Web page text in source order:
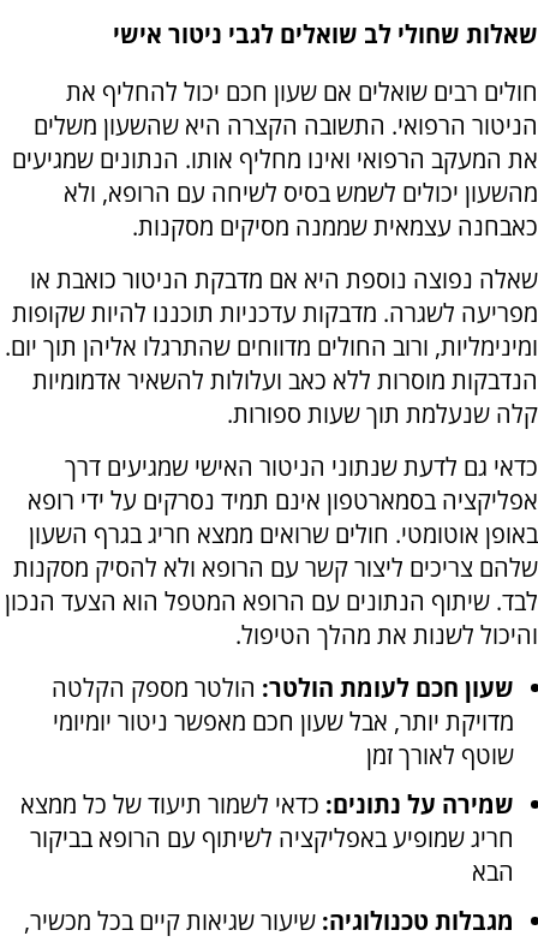
שאלות שחולי לב שואלים לגבי ניטור אישי
חולים רבים שואלים אם שעון חכם יכול להחליף את
הניטור הרפואי. התשובה הקצרה היא שהשעון משלים
את המעקב הרפואי ואינו מחליף אותו. הנתונים שמגיעים
מהשעון יכולים לשמש בסיס לשיחה עם הרופא, ולא
כאבחנה עצמאית שממנה מסיקים מסקנות.
שאלה נפוצה נוספת היא אם מדבקת הניטור כואבת או
מפריעה לשגרה. מדבקות עדכניות תוכננו להיות שקופות
ומינימליות, ורוב החולים מדווחים שהתרגלו אליהן תוך יום.
הנדבקות מוסרות ללא כאב ועלולות להשאיר אדמומיות
קלה שנעלמת תוך שעות ספורות.
כדאי גם לדעת שנתוני הניטור האישי שמגיעים דרך
אפליקציה בסמארטפון אינם תמיד נסרקים על ידי רופא
באופן אוטומטי. חולים שרואים ממצא חריג בגרף השעון
שלהם צריכים ליצור קשר עם הרופא ולא להסיק מסקנות
לבד. שיתוף הנתונים עם הרופא המטפל הוא הצעד הנכון
והיכול לשנות את מהלך הטיפול.
שעון חכם לעומת הולטר: הולטר מספק הקלטה
מדויקת יותר, אבל שעון חכם מאפשר ניטור יומיומי
שוטף לאורך זמן
שמירה על נתונים: כדאי לשמור תיעוד של כל ממצא
חריג שמופיע באפליקציה לשיתוף עם הרופא בביקור
הבא
מגבלות טכנולוגיה: שיעור שגיאות קיים בכל מכשיר,